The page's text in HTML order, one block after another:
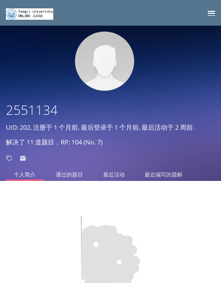
2551134
UID: 202, 注册于 1 个月前, 最后登录于 1 个月前, 最后活动于2 周前.
解决了 11 道题目，RP: 104 (No. 7)
个人简介 通过的题目 最近活动 最近编写的题解